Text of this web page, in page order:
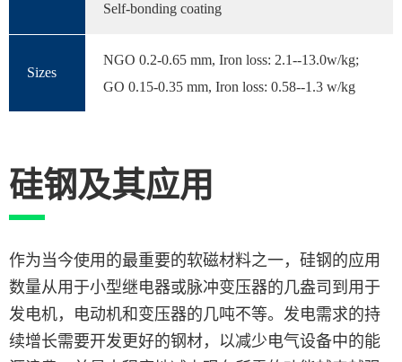
Self-bonding coating
Sizes
NGO 0.2-0.65 mm, Iron loss: 2.1--13.0w/kg;
GO 0.15-0.35 mm, Iron loss: 0.58--1.3 w/kg
硅钢及其应用
作为当今使用的最重要的软磁材料之一，硅钢的应用
数量从用于小型继电器或脉冲变压器的几盎司到用于
发电机，电动机和变压器的几吨不等。发电需求的持
续增长需要开发更好的钢材，以减少电气设备中的能